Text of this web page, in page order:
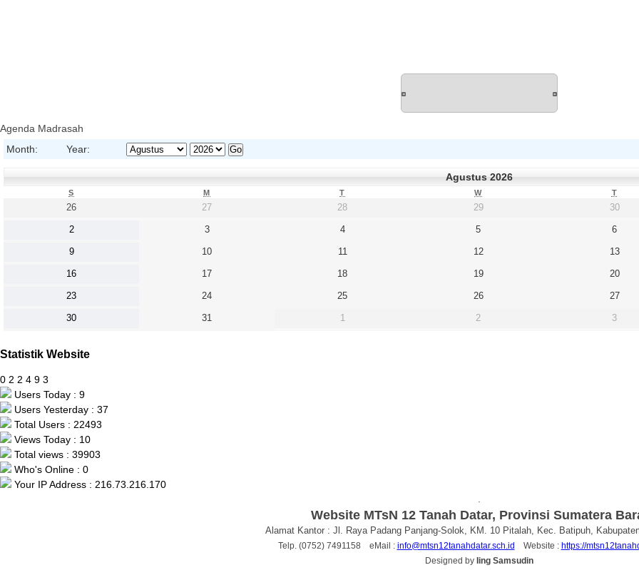
Agenda Madrasah
Month:
Year:
Agustus 2026
S M T W T
26 27 28 29 30
2 3 4 5 6
9 10 11 12 13
16 17 18 19 20
23 24 25 26 27
30 31 1 2 3
Statistik Website
0 2 2 4 9 3
Users Today : 9
Users Yesterday : 37
Total Users : 22493
Views Today : 10
Total views : 39903
Who's Online : 0
Your IP Address : 216.73.216.170
Website MTsN 12 Tanah Datar, Provinsi Sumatera
Alamat Kantor : Jl. Raya Padang Panjang-Solok, KM. 10 Pitalah, Kec. Batipuh,
Telp. (0752) 7491158 eMail : info@mtsn12tanahdatar.sch.id Website : https://
Designed by Iing Samsudin